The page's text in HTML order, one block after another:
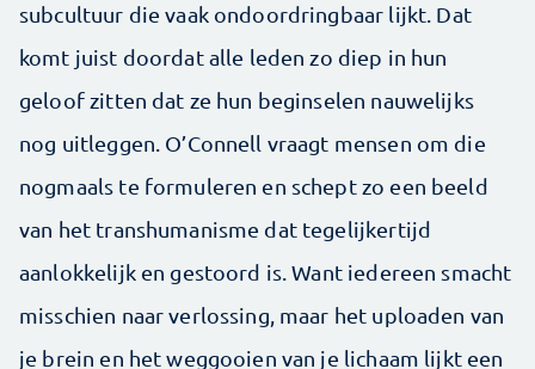
subcultuur die vaak ondoordringbaar lijkt. Dat
komt juist doordat alle leden zo diep in hun
geloof zitten dat ze hun beginselen nauwelijks
nog uitleggen. O’Connell vraagt mensen om die
nogmaals te formuleren en schept zo een beeld
van het transhumanisme dat tegelijkertijd
aanlokkelijk en gestoord is. Want iedereen smacht
misschien naar verlossing, maar het uploaden van
je brein en het weggooien van je lichaam lijkt een